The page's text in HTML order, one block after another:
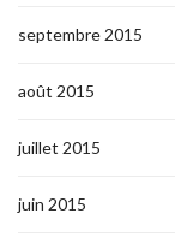
septembre 2015
août 2015
juillet 2015
juin 2015